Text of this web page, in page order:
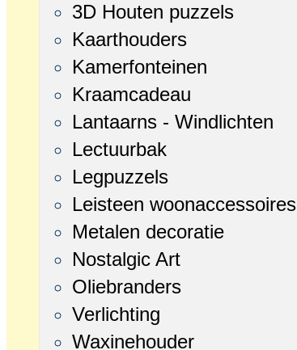
3D Houten puzzels
Kaarthouders
Kamerfonteinen
Kraamcadeau
Lantaarns - Windlichten
Lectuurbak
Legpuzzels
Leisteen woonaccessoires
Metalen decoratie
Nostalgic Art
Oliebranders
Verlichting
Waxinehouder